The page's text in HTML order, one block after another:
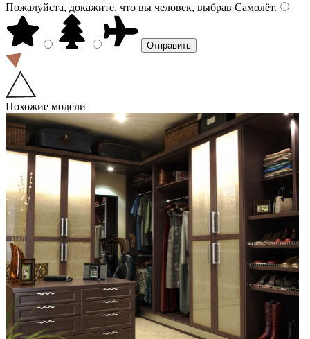
Пожалуйста, докажите, что вы человек, выбрав Самолёт.
Похожие модели